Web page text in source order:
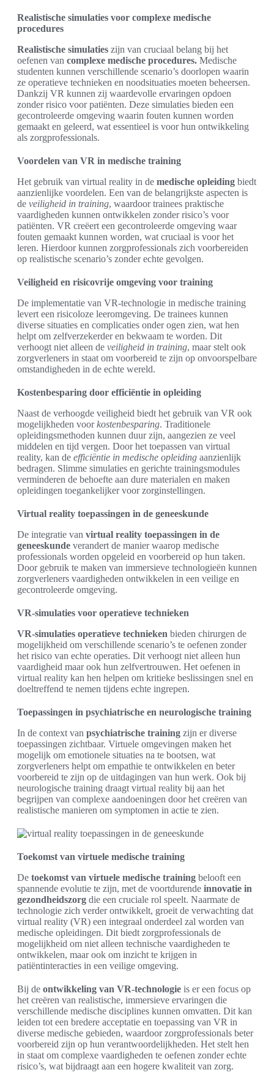
Realistische simulaties voor complexe medische
procedures
Realistische simulaties zijn van cruciaal belang bij het
oefenen van complexe medische procedures. Medische
studenten kunnen verschillende scenario’s doorlopen waarin
ze operatieve technieken en noodsituaties moeten beheersen.
Dankzij VR kunnen zij waardevolle ervaringen opdoen
zonder risico voor patiënten. Deze simulaties bieden een
gecontroleerde omgeving waarin fouten kunnen worden
gemaakt en geleerd, wat essentieel is voor hun ontwikkeling
als zorgprofessionals.
Voordelen van VR in medische training
Het gebruik van virtual reality in de medische opleiding biedt
aanzienlijke voordelen. Een van de belangrijkste aspecten is
de veiligheid in training, waardoor trainees praktische
vaardigheden kunnen ontwikkelen zonder risico’s voor
patiënten. VR creëert een gecontroleerde omgeving waar
fouten gemaakt kunnen worden, wat cruciaal is voor het
leren. Hierdoor kunnen zorgprofessionals zich voorbereiden
op realistische scenario’s zonder echte gevolgen.
Veiligheid en risicovrije omgeving voor training
De implementatie van VR-technologie in medische training
levert een risicoloze leeromgeving. De trainees kunnen
diverse situaties en complicaties onder ogen zien, wat hen
helpt om zelfverzekerder en bekwaam te worden. Dit
verhoogt niet alleen de veiligheid in training, maar stelt ook
zorgverleners in staat om voorbereid te zijn op onvoorspelbare
omstandigheden in de echte wereld.
Kostenbesparing door efficiëntie in opleiding
Naast de verhoogde veiligheid biedt het gebruik van VR ook
mogelijkheden voorkostenbesparing. Traditionele
opleidingsmethoden kunnen duur zijn, aangezien ze veel
middelen en tijd vergen. Door het toepassen van virtual
reality, kan de efficiëntie in medische opleiding aanzienlijk
bedragen. Slimme simulaties en gerichte trainingsmodules
verminderen de behoefte aan dure materialen en maken
opleidingen toegankelijker voor zorginstellingen.
Virtual reality toepassingen in de geneeskunde
De integratie van virtual reality toepassingen in de
geneeskunde verandert de manier waarop medische
professionals worden opgeleid en voorbereid op hun taken.
Door gebruik te maken van immersieve technologieën kunnen
zorgverleners vaardigheden ontwikkelen in een veilige en
gecontroleerde omgeving.
VR-simulaties voor operatieve technieken
VR-simulaties operatieve technieken bieden chirurgen de
mogelijkheid om verschillende scenario’s te oefenen zonder
het risico van echte operaties. Dit verhoogt niet alleen hun
vaardigheid maar ook hun zelfvertrouwen. Het oefenen in
virtual reality kan hen helpen om kritieke beslissingen snel en
doeltreffend te nemen tijdens echte ingrepen.
Toepassingen in psychiatrische en neurologische training
In de context van psychiatrische training zijn er diverse
toepassingen zichtbaar. Virtuele omgevingen maken het
mogelijk om emotionele situaties na te bootsen, wat
zorgverleners helpt om empathie te ontwikkelen en beter
voorbereid te zijn op de uitdagingen van hun werk. Ook bij
neurologische training draagt virtual reality bij aan het
begrijpen van complexe aandoeningen door het creëren van
realistische manieren om symptomen in actie te zien.
Toekomst van virtuele medische training
De toekomst van virtuele medische training belooft een
spannende evolutie te zijn, met de voortdurende innovatie in
gezondheidszorg die een cruciale rol speelt. Naarmate de
technologie zich verder ontwikkelt, groeit de verwachting dat
virtual reality (VR) een integraal onderdeel zal worden van
medische opleidingen. Dit biedt zorgprofessionals de
mogelijkheid om niet alleen technische vaardigheden te
ontwikkelen, maar ook om inzicht te krijgen in
patiëntinteracties in een veilige omgeving.
Bij de ontwikkeling van VR-technologie is er een focus op
het creëren van realistische, immersieve ervaringen die
verschillende medische disciplines kunnen omvatten. Dit kan
leiden tot een bredere acceptatie en toepassing van VR in
diverse medische gebieden, waardoor zorgprofessionals beter
voorbereid zijn op hun verantwoordelijkheden. Het stelt hen
in staat om complexe vaardigheden te oefenen zonder echte
risico’s, wat bijdraagt aan een hogere kwaliteit van zorg.